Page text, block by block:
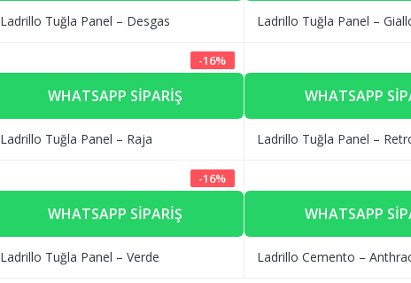
Ladrillo Tuğla Panel – Desgas Ladrillo Tuğla Panel –
-16%
WHATSAPP SIPARIŞ
Ladrillo Tuğla Panel – Raja
WHATSAPP
Ladrillo Tuğla Panel –
-16%
WHATSAPP SIPARIŞ
Ladrillo Tuğla Panel – Verde
WHATSAPP
Ladrillo Cemento –